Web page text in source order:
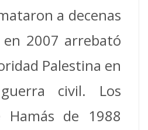
a decenas
en 2007 arrebató
Palestina en
civil. Los
Hamás de 1988